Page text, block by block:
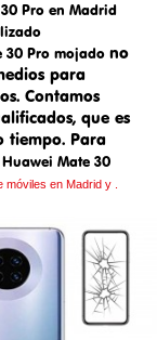
Pro en Madrid
30 Pro mojado no
para
Contamos
que es
tiempo. Para
Mate 30
en Madrid y .